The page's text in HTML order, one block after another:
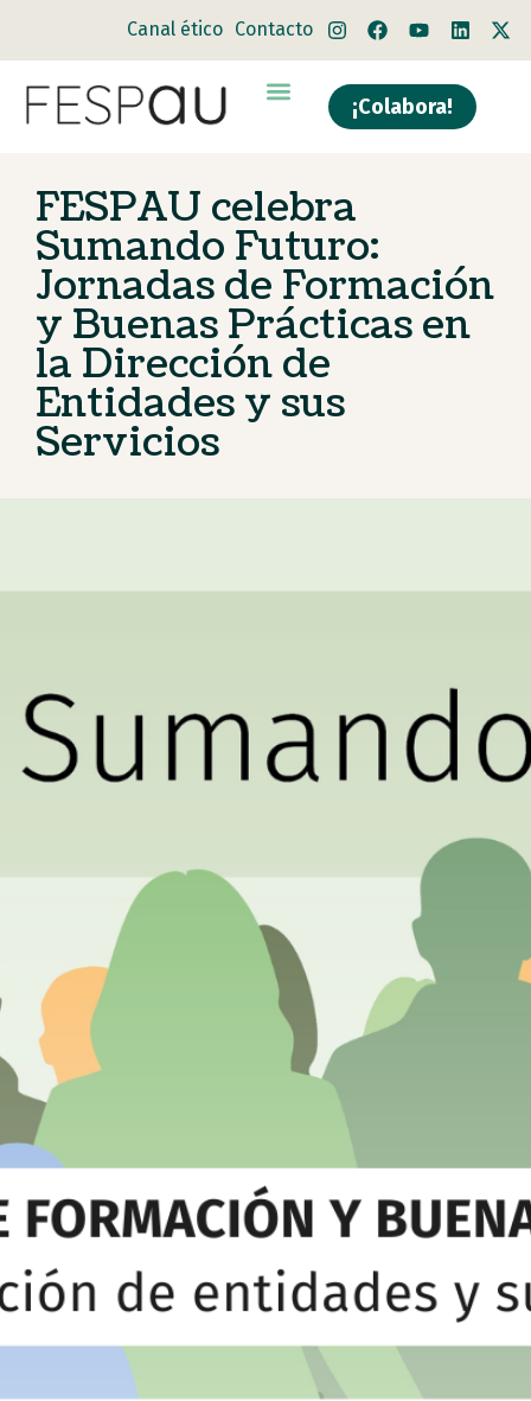
Canal ético Contacto
¡Colabora!
FESPAU celebra
Sumando Futuro:
Jornadas de Formación
y Buenas Prácticas en
la Dirección de
Entidades y sus
Servicios